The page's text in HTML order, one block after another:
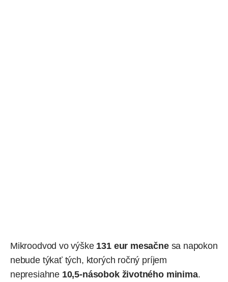
Mikroodvod vo výške 131 eur mesačnesa napokon
nebude týkať tých, ktorých ročný príjem
nepresiahne 10,5-násobok životného minima.